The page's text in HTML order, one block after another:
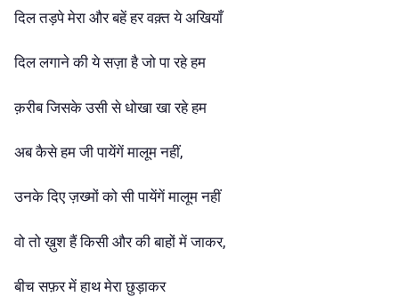
दिल तड़पे मेरा और बहें हर वक़्त ये अखियाँ
दिल लगाने की ये सज़ा है जो पा रहे हम
क़रीब जिसके उसी से धोखा खा रहे हम
अब कैसे हम जी पायेंगें मालूम नहीं,
उनके दिए ज़ख्मों को सी पायेंगें मालूम नहीं
वो तो ख़ुश हैं किसी और की बाहों में जाकर,
बीच सफ़र में हाथ मेरा छुड़ाकर